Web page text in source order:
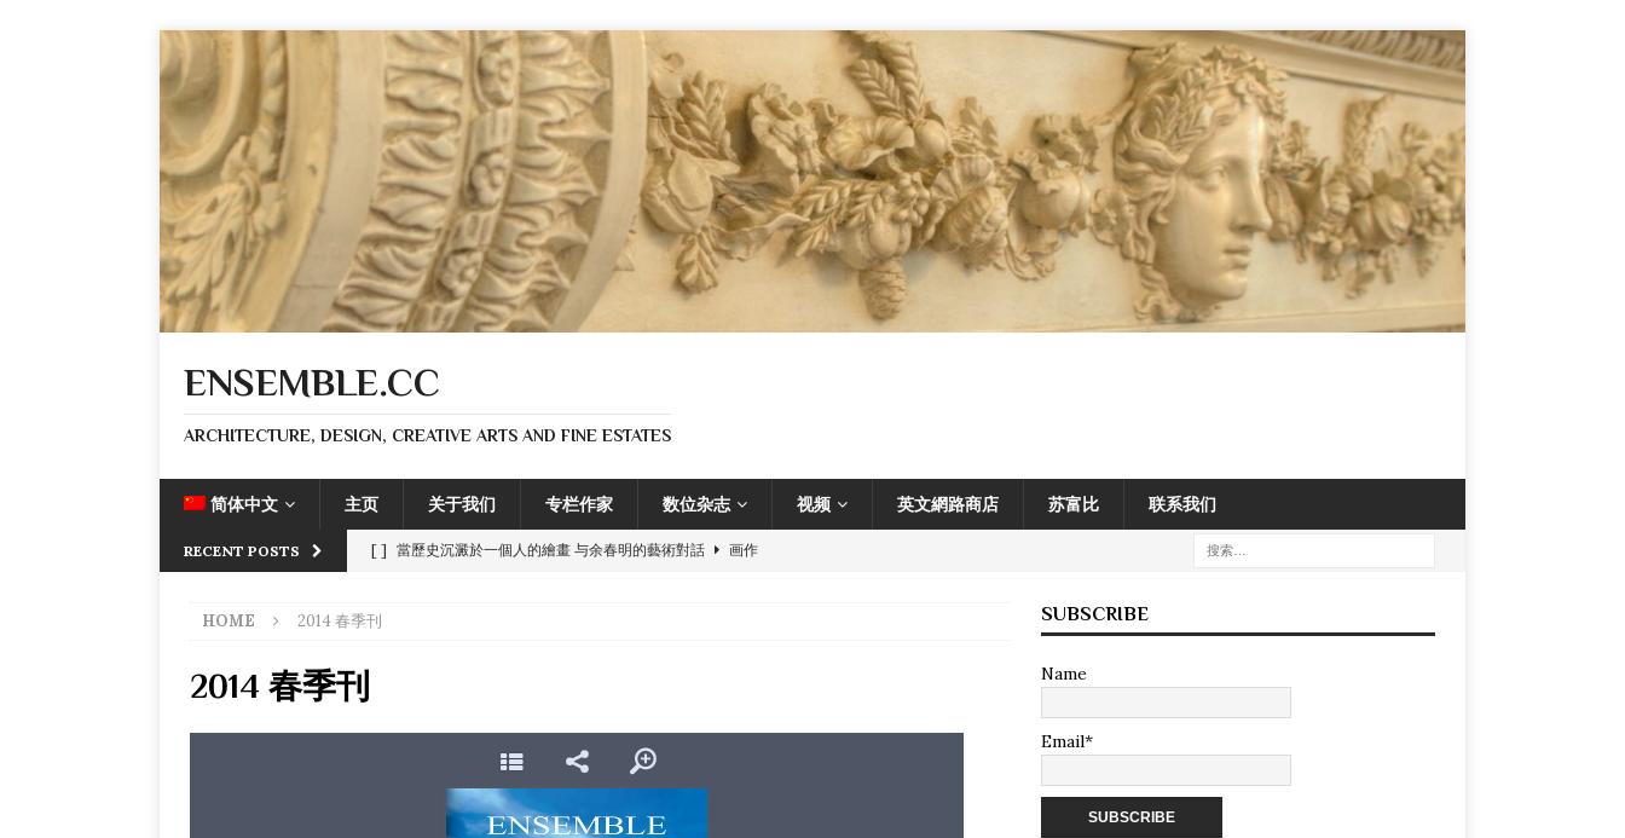
ENSEMBLE.CC
ARCHITECTURE, DESIGN, CREATIVE ARTS AND FINE ESTATES
简体中文 主页 关于我们 专栏作家 数位杂志 视频 英文網路商店 苏富比 联系我们
RECENT POSTS [ ] 當歷史沉澱於一個人的繪畫 与余春明的藝術對話 画作
[ ]
策划样品屋般的陈设：苏富比国际地产
琉璃 – 中国水晶艺术
HOME 2014 春季刊
2014 春季刊
SUBSCRIBE
Name
Email*